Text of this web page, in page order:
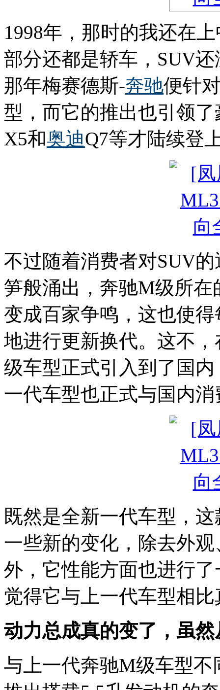
1998年，那时的我还在
部分还都是轿车，SUV
那年梅赛德斯-奔驰便针
型，而它的推出也引领
X5和奥迪Q7等才陆续登
不过随着消费者对SUV
笋般涌出，奔驰M级所
变成百家争鸣，这也使
地进行更新换代。这不
级车型正式引入到了国
一代车型也正式与国内
既然是全新一代车型，
一些新的变化，除去外
外，它性能方面也进行
觉得它与上一代车型相
动力总成真的变了，虽
与上一代奔驰M级车型